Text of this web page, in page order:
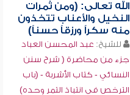
الله تعالى: (ومن ثمرات
النخيل والأعناب تتخذون
منه سكراً ورزقاً حسناً)
للشيخ: عبد المحسن العباد
جزء من محاضرة ( شرح سنن
النسائي - كتاب الأشربة - (باب
الترخص في انتباذ التمر وحده)